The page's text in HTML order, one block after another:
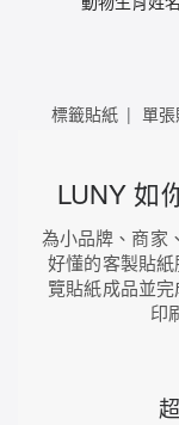
標籤貼紙 單
LUNY 如
為小品牌、商家
好懂的客製貼
覽貼紙成品並
印